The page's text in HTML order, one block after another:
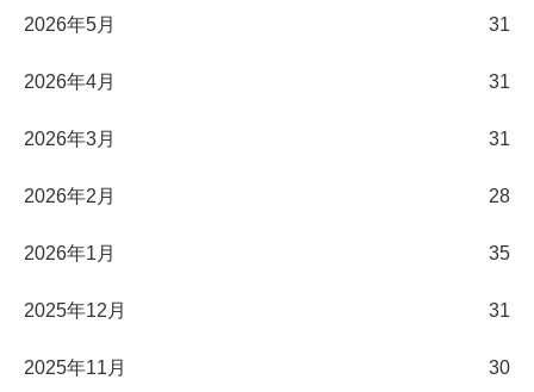
2026年5月 31
2026年4月 31
2026年3月 31
2026年2月 28
2026年1月 35
2025年12月 31
2025年11月 30